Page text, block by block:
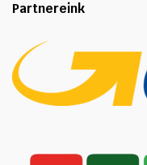
Partnereink